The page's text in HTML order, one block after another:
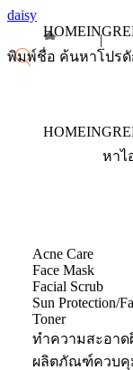
daisy
HOME
HOME
หาไ
Acne Care
Face Mask
Facial Scrub
Sun Protection/
Toner
ทำความสะอาดผิ
ผลิตภัณฑ์ควบคุ